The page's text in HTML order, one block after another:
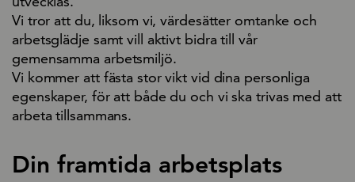
Vi tror att du, liksom vi, värdesätter omtanke och
arbetsglädje samt vill aktivt bidra till vår
gemensamma arbetsmiljö.
Vi kommer att fästa stor vikt vid dina personliga
egenskaper, för att både du och vi ska trivas med att
arbeta tillsammans.
Din framtida arbetsplats